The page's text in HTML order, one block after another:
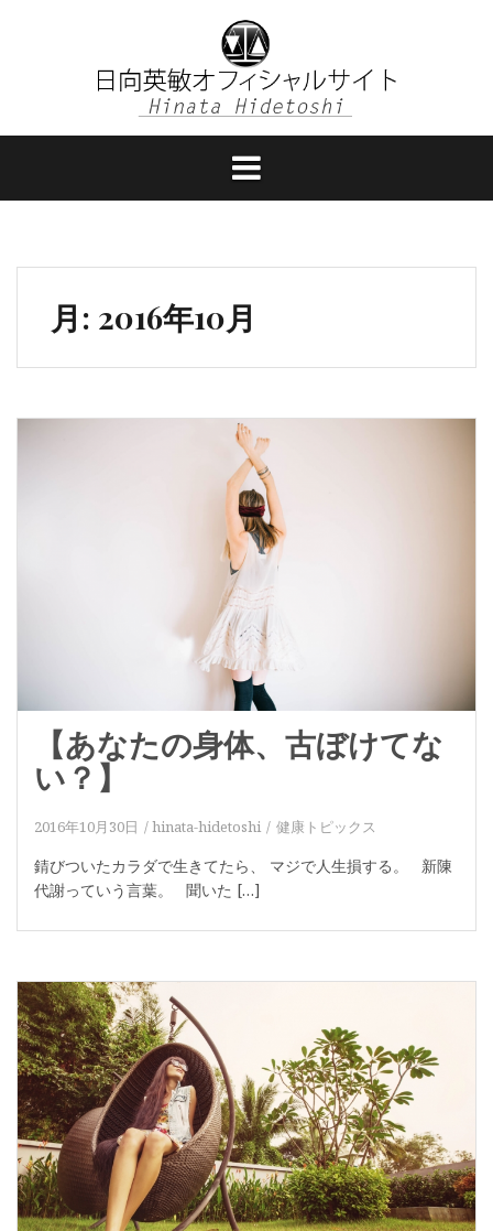
へ
ッ
月: 2016年10月
【あなたの身体、古ぼけてな
い？】
2016年10月30日 hinata-hidetoshi 健康トピックス
錆びついたカラダで生きてたら、 マジで人生損する。 新陳
代謝っていう言葉。 聞いた […]